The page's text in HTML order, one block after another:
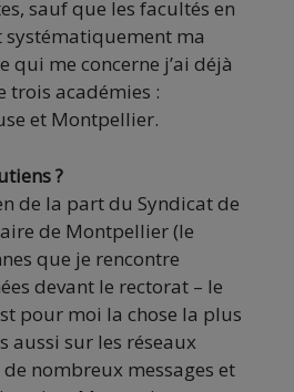
sauf que les facultés en
ma
qui me concerne j’ai déjà
trois académies :
et Montpellier.
?
de la part du Syndicat de
de Montpellier (le
que je rencontre
devant le rectorat – le
pour moi la chose la plus
aussi sur les réseaux
nombreux messages et